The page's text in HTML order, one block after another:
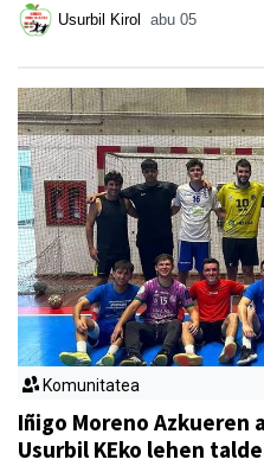
Usurbil Kirol abu 05
Komunitatea
Iñigo Moreno Azkueren
Usurbil KEko lehen